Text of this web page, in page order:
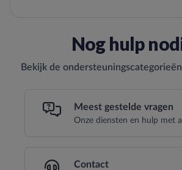
Nog hulp
Bekijk de
Meest gestelde vragen
Onze diensten en hulp met
Contact